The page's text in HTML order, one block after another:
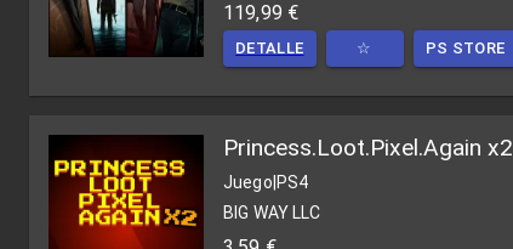
119,99 €
DETALLE ☆ PS STORE
Princess.Loot.Pixel.Again x2
Juego PS4
BIG WAY LLC